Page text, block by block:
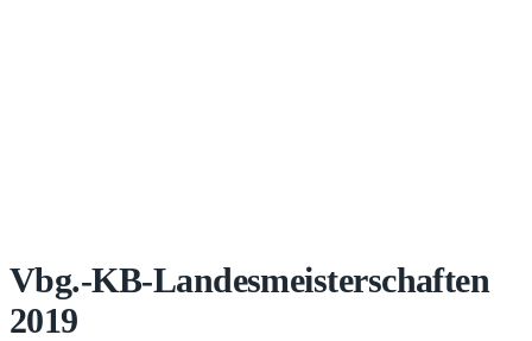
Vbg.-KB-Landesmeisterschaften
2019